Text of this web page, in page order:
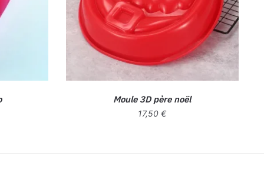
Moule 3D père noël
17,50€